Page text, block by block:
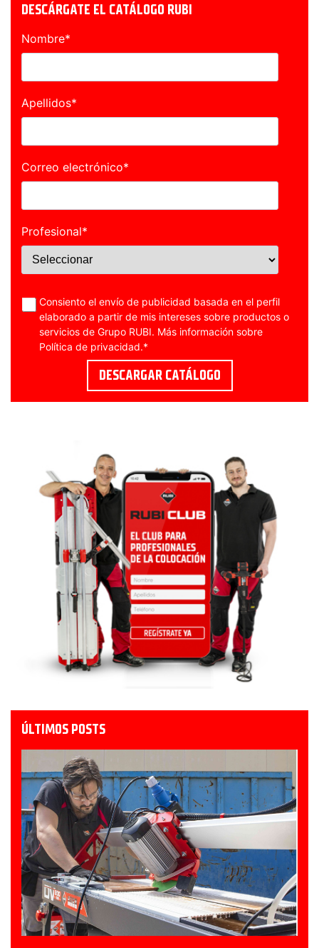
DESCÁRGATE EL CATÁLOGO RUBI
Nombre*
Apellidos*
Correo electrónico*
Profesional*
Consiento el envío de publicidad basada en el perfil
elaborado a partir de mis intereses sobre productos o
servicios de Grupo RUBI. Más información sobre
Política de privacidad.*
ÚLTIMOS POSTS